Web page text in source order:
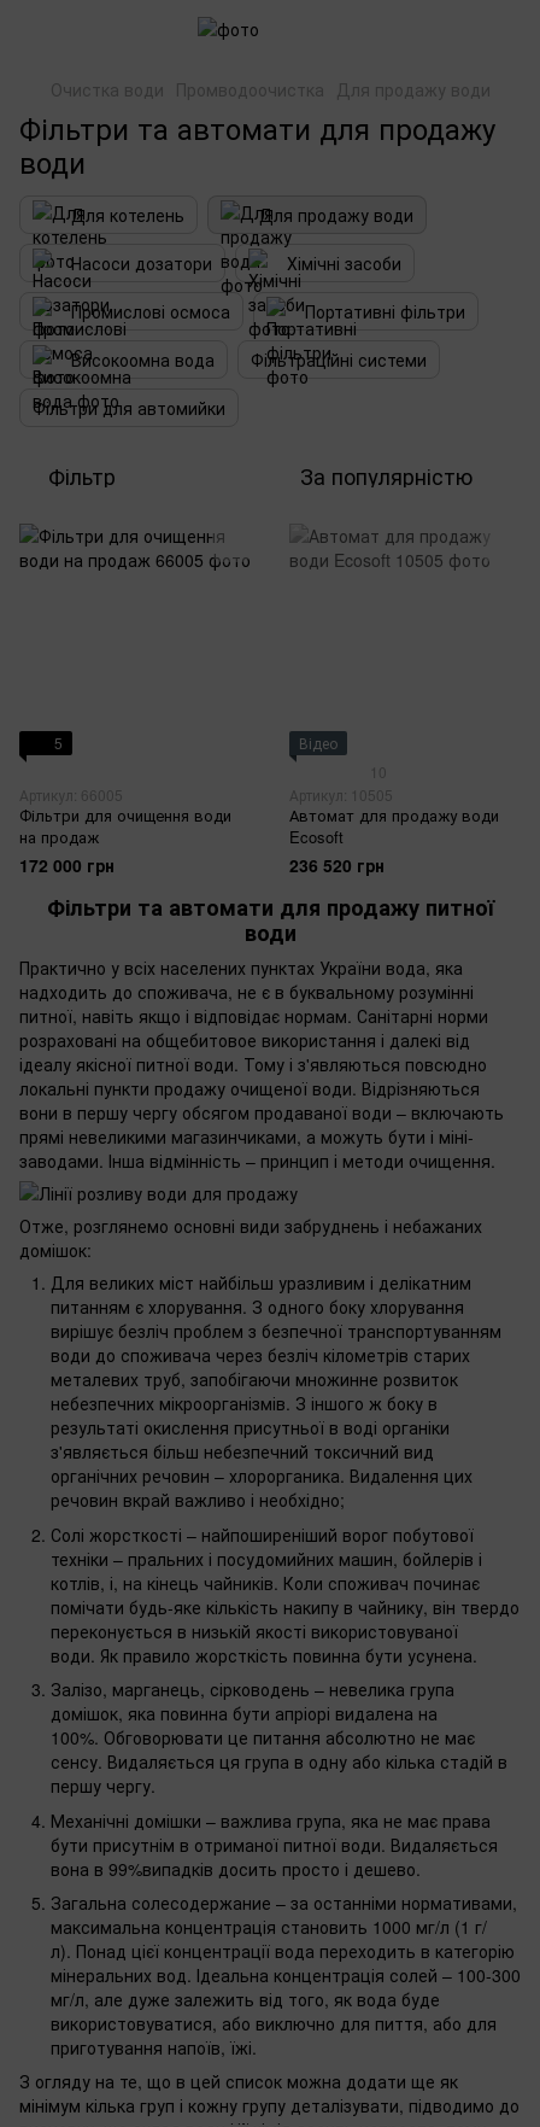
Очистка води Промводоочистка Для продажу води
Фільтри та автомати для продажу
води
Для котелень
Для продажу води
Насоси дозатори
Хімічні засоби
Промислові осмоса
Портативні фільтри
Високоомна вода
Фільтраційні системи
Фільтри для автомийки
Фільтр За популярністю
5
Артикул: 66005
Фільтри для очищення води
на продаж
172 000 грн
Відео
10
Артикул: 10505
Автомат для продажу води
Ecosoft
236 520 грн
Фільтри та автомати для продажу питної
води
Практично у всіх населених пунктах України вода, яка
надходить до споживача, не є в буквальному розумінні
питної, навіть якщо і відповідає нормам. Санітарні норми
розраховані на общебитовое використання і далекі від
ідеалу якісної питної води. Тому і з'являються повсюдно
локальні пункти продажу очищеної води. Відрізняються
вони в першу чергу обсягом продаваної води – включають
прямі невеликими магазинчиками, а можуть бути і міні-
заводами. Інша відмінність – принцип і методи очищення.
Отже, розглянемо основні види забруднень і небажаних
домішок:
Для великих міст найбільш уразливим і делікатним
питанням є хлорування. З одного боку хлорування
вирішує безліч проблем з безпечної транспортуванням
води до споживача через безліч кілометрів старих
металевих труб, запобігаючи множинне розвиток
небезпечних мікроорганізмів. З іншого ж боку в
результаті окислення присутньої в воді органіки
з'являється більш небезпечний токсичний вид
органічних речовин – хлорорганика. Видалення цих
речовин вкрай важливо і необхідно;
Солі жорсткості – найпоширеніший ворог побутової
техніки – пральних і посудомийних машин, бойлерів і
котлів, і, на кінець чайників. Коли споживач починає
помічати будь-яке кількість накипу в чайнику, він твердо
переконується в низькій якості використовуваної
води. Як правило жорсткість повинна бути усунена.
Залізо, марганець, сірководень – невелика група
домішок, яка повинна бути апріорі видалена на
100%. Обговорювати це питання абсолютно не має
сенсу. Видаляється ця група в одну або кілька стадій в
першу чергу.
Механічні домішки – важлива група, яка не має права
бути присутнім в отриманої питної води. Видаляється
вона в 99%випадків досить просто і дешево.
Загальна солесодержание – за останніми нормативами,
максимальна концентрація становить 1000 мг/л (1 г/
л). Понад цієї концентрації вода переходить в категорію
мінеральних вод. Ідеальна концентрація солей – 100-300
мг/л, але дуже залежить від того, як вода буде
використовуватися, або виключно для пиття, або для
приготування напоїв, їжі.
З огляду на те, що в цей список можна додати ще як
мінімум кілька груп і кожну групу деталізувати, підводимо до